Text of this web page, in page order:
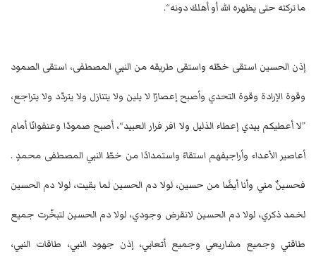
ما تركته حتى يظهره الله أو أهلك دونه“.
إذن الحسين استقى خطّه واستقى طريقه من النبي المصطفى، استقى الصمود
وقوة الإرادة وقوة التحدي وأصبح إعصارًا لا يلين ولا يتنازل ولا يتردّد ولا يتراجع،
”لا أعطيكم بيدي إعطاء الذليل ولا افر فرار العبيد“، أصبح صمودًا وعنفوانًا أمام
أعاصير الأعداء وأراجيفهم استقاءً واستمدادًا من خطّ النبي المصطفى محمدٍ .
فحسينٌ مني وأنا أيضًا من حسين، لولا دم الحسين لما بقيت، لولا دم الحسين
لخمد ذكري، لولا دم الحسين لانقرض وجودي، لولا دم الحسين لتبخّرت جميع
طاقتي وجميع مشاريعي وجميع أتعابي، إذن جهود النبي، طاقات النبي،